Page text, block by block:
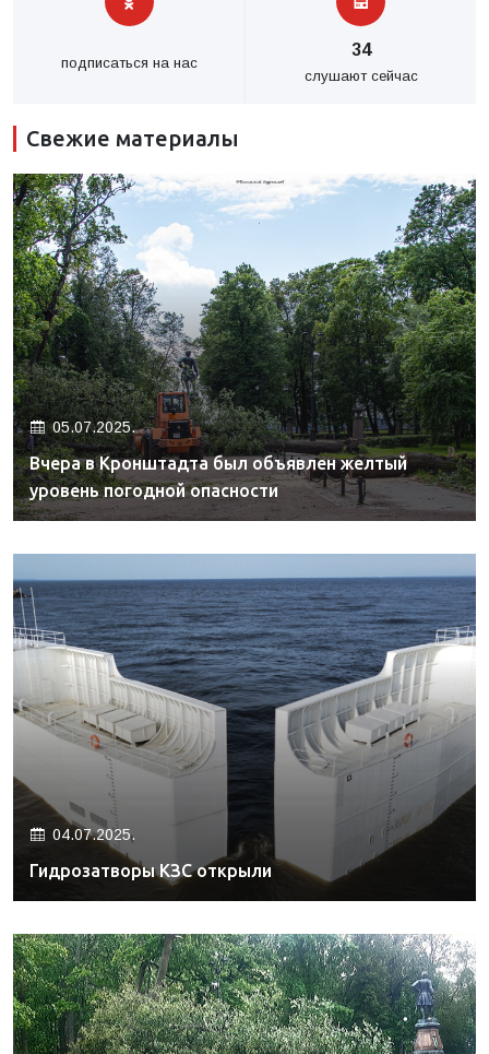
подписаться на нас
34
слушают сейчас
Свежие материалы
05.07.2025.
Вчера в Кронштадта был объявлен желтый
уровень погодной опасности
04.07.2025.
Гидрозатворы КЗС открыли